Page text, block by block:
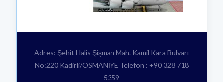
Adres: Şehit Halis Şişman Mah. Kamil Kara Bulvarı
No:220 Kadirli/OSMANİYE Telefon : +90 328 718
5359